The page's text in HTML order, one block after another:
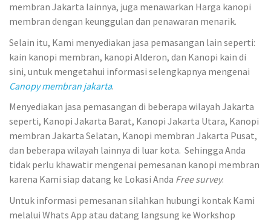
membran Jakarta lainnya, juga menawarkan Harga kanopi
membran dengan keunggulan dan penawaran menarik.
Selain itu, Kami menyediakan jasa pemasangan lain seperti:
kain kanopi membran, kanopi Alderon, dan Kanopi kain di
sini, untuk mengetahui informasi selengkapnya mengenai
Canopy membran jakarta.
Menyediakan jasa pemasangan di beberapa wilayah Jakarta
seperti, Kanopi Jakarta Barat, Kanopi Jakarta Utara, Kanopi
membran Jakarta Selatan, Kanopi membran Jakarta Pusat,
dan beberapa wilayah lainnya di luar kota. Sehingga Anda
tidak perlu khawatir mengenai pemesanan kanopi membran
karena Kami siap datang ke Lokasi Anda Free survey.
Untuk informasi pemesanan silahkan hubungi kontak Kami
melalui Whats App atau datang langsung ke Workshop